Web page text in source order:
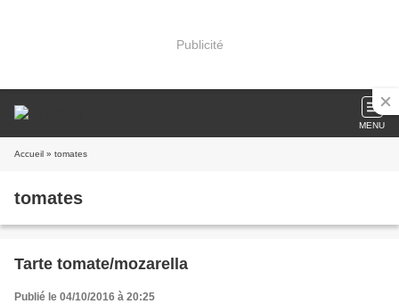
Publicité
MENU
Accueil » tomates
tomates
Tarte tomate/mozarella
Publié le 04/10/2016 à 20:25